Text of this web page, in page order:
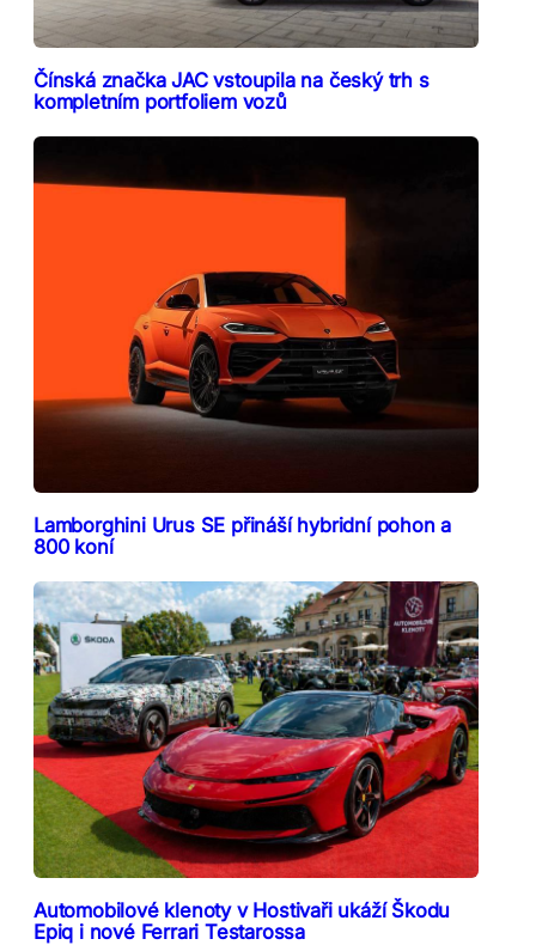
Čínská značka JAC vstoupila na český trh s
kompletním portfoliem vozů
Lamborghini Urus SE přináší hybridní pohon a
800 koní
Automobilové klenoty v Hostivaři ukáží Škodu
Epiq i nové Ferrari Testarossa